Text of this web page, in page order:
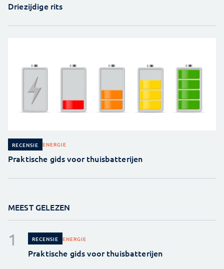
Driezijdige rits
RECENSIE ENERGIE
Praktische gids voor thuisbatterijen
MEEST GELEZEN
RECENSIE ENERGIE
Praktische gids voor thuisbatterijen